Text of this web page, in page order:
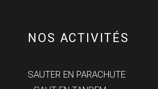
NOS ACTIVITÉS
SAUTER EN PARACHUTE